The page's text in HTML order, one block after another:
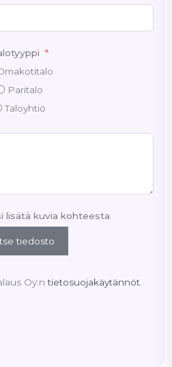
Paritalo
Taloyhtiö
lisätä kuvia kohteesta
tiedosto
Oy:ntietosuojakäytännöt.